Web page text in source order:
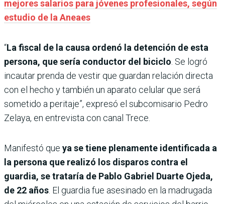
mejores salarios para jóvenes profesionales, según
estudio de la Aneaes
“La fiscal de la causa ordenó la detención de esta
persona, que sería conductor del biciclo. Se logró
incautar prenda de vestir que guardan relación directa
con el hecho y también un aparato celular que será
sometido a peritaje”, expresó el subcomisario Pedro
Zelaya, en entrevista con canal Trece.
Manifestó que ya se tiene plenamente identificada a
la persona que realizó los disparos contra el
guardia, se trataría de Pablo Gabriel Duarte Ojeda,
de 22 años. El guardia fue asesinado en la madrugada